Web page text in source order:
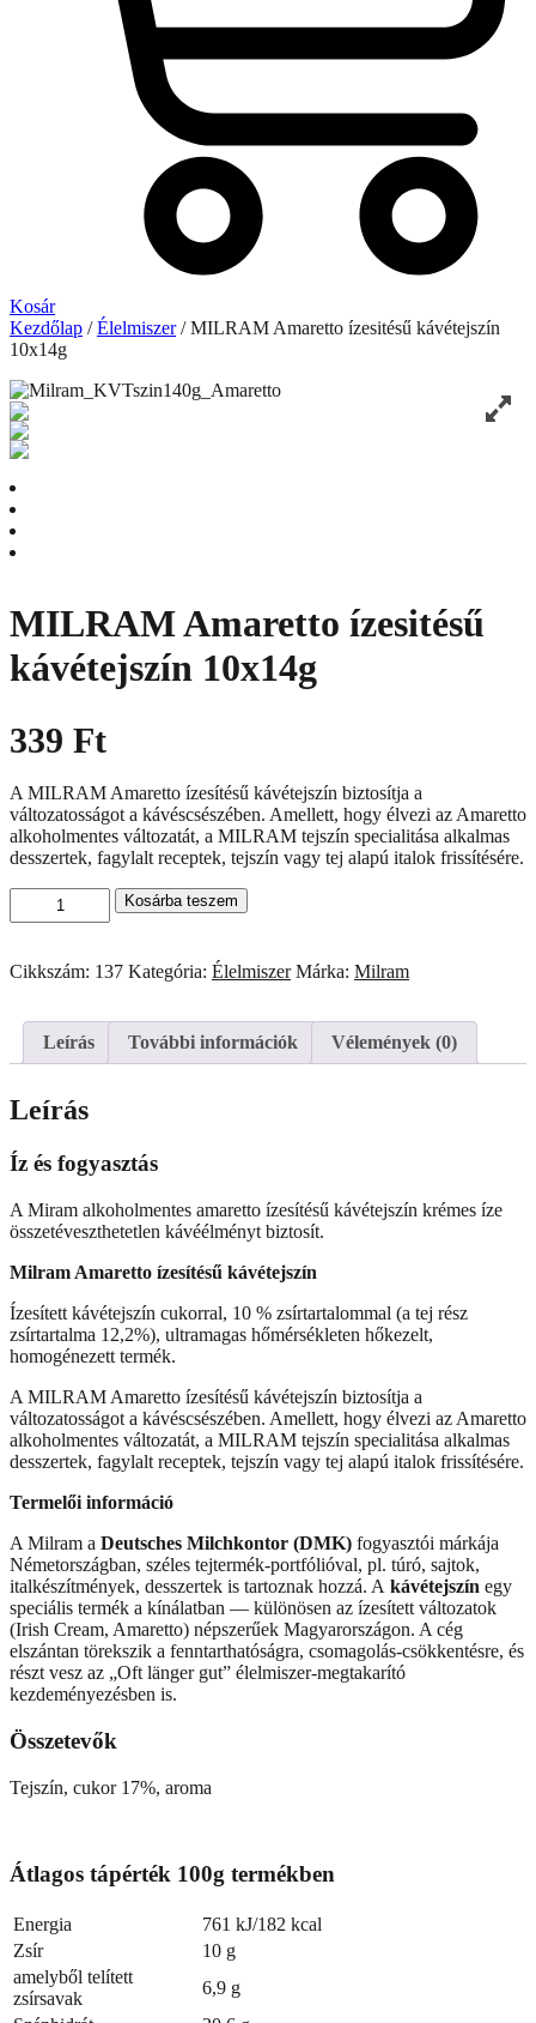
Kosár
Kezdőlap /Élelmiszer/ MILRAM Amaretto ízesitésű kávétejszín
10x14g
MILRAM Amaretto ízesitésű
kávétejszín 10x14g
339 Ft
A MILRAM Amaretto ízesítésű kávétejszín biztosítja a
változatosságot a kávéscsészében. Amellett, hogy élvezi az Amaretto
alkoholmentes változatát, a MILRAM tejszín specialitása alkalmas
desszertek, fagylalt receptek, tejszín vagy tej alapú italok frissítésére.
MILRAM
Amaretto
kávétejszín
10x14g
Kosárba teszem
Cikkszám: 137 Kategória: Élelmiszer Márka: Milram
Leírás További információk Vélemények (0)
Leírás
Íz és fogyasztás
A Miram alkoholmentes amaretto ízesítésű kávétejszín krémes íze
összetéveszthetetlen kávéélményt biztosít.
Milram Amaretto ízesítésű kávétejszín
Ízesített kávétejszín cukorral, 10 % zsírtartalommal (a tej rész
zsírtartalma 12,2%), ultramagas hőmérsékleten hőkezelt,
homogénezett termék.
A MILRAM Amaretto ízesítésű kávétejszín biztosítja a
változatosságot a kávéscsészében. Amellett, hogy élvezi az Amaretto
alkoholmentes változatát, a MILRAM tejszín specialitása alkalmas
desszertek, fagylalt receptek, tejszín vagy tej alapú italok frissítésére.
Termelői információ
A Milram a Deutsches Milchkontor (DMK) fogyasztói márkája
Németországban, széles tejtermék-portfólióval, pl. túró, sajtok,
italkészítmények, desszertek is tartoznak hozzá. A kávétejszín egy
speciális termék a kínálatban — különösen az ízesített változatok
(Irish Cream, Amaretto) népszerűek Magyarországon. A cég
elszántan törekszik a fenntarthatóságra, csomagolás-csökkentésre, és
részt vesz az „Oft länger gut” élelmiszer-megtakarító
kezdeményezésben is.
Összetevők
Tejszín, cukor 17%, aroma
Átlagos tápérték 100g termékben
Energia
761 kJ/182 kcal
Zsír
10 g
amelyből telített
zsírsavak
6,9 g